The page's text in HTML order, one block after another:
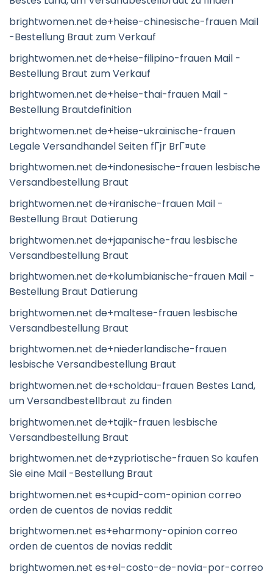
brightwomen.net de+heise-chinesische-frauen Mail
-Bestellung Braut zum Verkauf
brightwomen.net de+heise-filipino-frauen Mail -
Bestellung Braut zum Verkauf
brightwomen.net de+heise-thai-frauen Mail -
Bestellung Brautdefinition
brightwomen.net de+heise-ukrainische-frauen
Legale Versandhandel Seiten fГјr BrГ¤ute
brightwomen.net de+indonesische-frauen lesbische
Versandbestellung Braut
brightwomen.net de+iranische-frauen Mail -
Bestellung Braut Datierung
brightwomen.net de+japanische-frau lesbische
Versandbestellung Braut
brightwomen.net de+kolumbianische-frauen Mail -
Bestellung Braut Datierung
brightwomen.net de+maltese-frauen lesbische
Versandbestellung Braut
brightwomen.net de+niederlandische-frauen
lesbische Versandbestellung Braut
brightwomen.net de+scholdau-frauen Bestes Land,
um Versandbestellbraut zu finden
brightwomen.net de+tajik-frauen lesbische
Versandbestellung Braut
brightwomen.net de+zypriotische-frauen So kaufen
Sie eine Mail -Bestellung Braut
brightwomen.net es+cupid-com-opinion correo
orden de cuentos de novias reddit
brightwomen.net es+eharmony-opinion correo
orden de cuentos de novias reddit
brightwomen.net es+el-costo-de-novia-por-correo